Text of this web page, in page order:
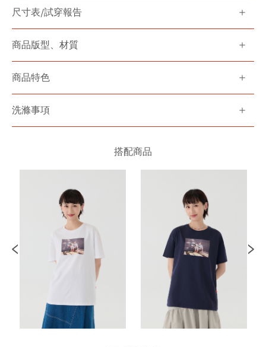
尺寸表/試穿報告
商品版型、材質
商品特色
洗滌事項
搭配商品